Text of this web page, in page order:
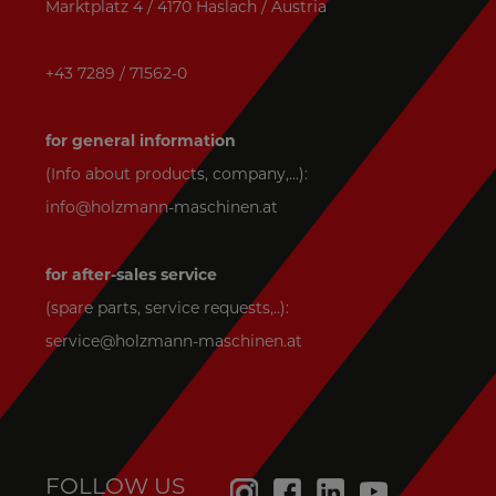
Marktplatz 4 / 4170 Haslach / Austria
+43 7289 / 71562-0
for general information
(Info about products, company,...):
info@holzmann-maschinen.at
for after-sales service
(spare parts, service requests,..):
service@holzmann-maschinen.at
FOLLOW US